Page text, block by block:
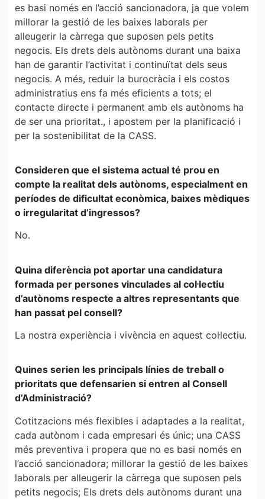
es basi només en l’acció sancionadora, ja que volem
millorar la gestió de les baixes laborals per
alleugerir la càrrega que suposen pels petits
negocis. Els drets dels autònoms durant una baixa
han de garantir l’activitat i continuïtat dels seus
negocis. A més, reduir la burocràcia i els costos
administratius ens fa més eficients a tots; el
contacte directe i permanent amb els autònoms ha
de ser una prioritat., i apostem per la planificació i
per la sostenibilitat de la CASS.
Consideren que el sistema actual té prou en
compte la realitat dels autònoms, especialment en
períodes de dificultat econòmica, baixes mèdiques
o irregularitat d’ingressos?
No.
Quina diferència pot aportar una candidatura
formada per persones vinculades al col·lectiu
d’autònoms respecte a altres representants que
han passat pel consell?
La nostra experiència i vivència en aquest col·lectiu.
Quines serien les principals línies de treball o
prioritats que defensarien si entren al Consell
d’Administració?
Cotitzacions més flexibles i adaptades a la realitat,
cada autònom i cada empresari és únic; una CASS
més preventiva i propera que no es basi només en
l’acció sancionadora; millorar la gestió de les baixes
laborals per alleugerir la càrrega que suposen pels
petits negocis; Els drets dels autònoms durant una